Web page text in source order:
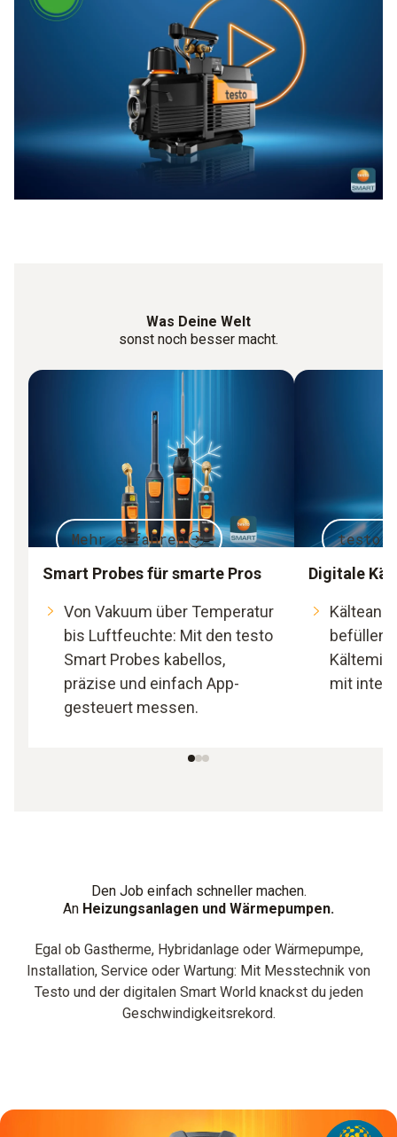
Was Deine Welt
sonst noch besser macht.
Mehr erfahren
Smart Probes für smarte Pros
Von Vakuum über Temperatur
bis Luftfeuchte: Mit den testo
Smart Probes kabellos,
präzise und einfach App-
gesteuert messen.
testo
Digitale
befüllen
mit
Den Job einfach schneller machen.
An Heizungsanlagen und Wärmepumpen.
Egal ob Gastherme, Hybridanlage oder Wärmepumpe,
Installation, Service oder Wartung: Mit Messtechnik von
Testo und der digitalen Smart World knackst du jeden
Geschwindigkeitsrekord.